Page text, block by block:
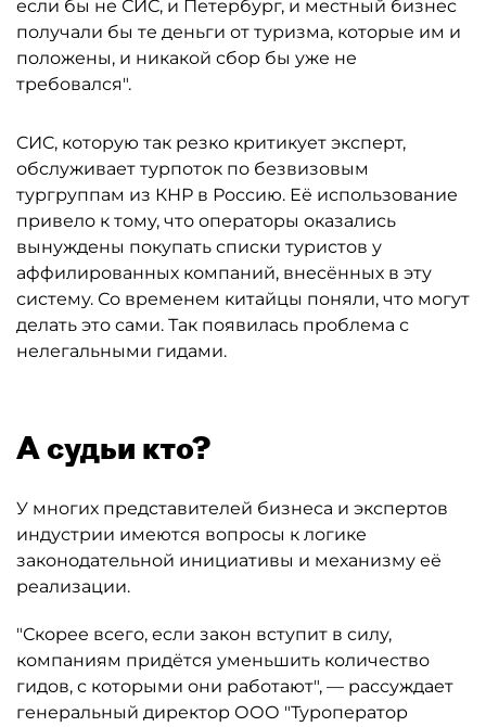
если бы не СИС, и Петербург, и местный бизнес
получали бы те деньги от туризма, которые им и
положены, и никакой сбор бы уже не
требовался".
CИC, которую так резко критикует эксперт,
обслуживает турпоток по безвизовым
тургруппам из КНР в Россию. Её использование
привело к тому, что операторы оказались
вынуждены покупать списки туристов у
аффилированных компаний, внесённых в эту
систему. Со временем китайцы поняли, что могут
делать это сами. Так появилась проблема с
нелегальными гидами.
А судьи кто?
У многих представителей бизнеса и экспертов
индустрии имеются вопросы к логике
законодательной инициативы и механизму её
реализации.
"Скорее всего, если закон вступит в силу,
компаниям придётся уменьшить количество
гидов, с которыми они работают", — рассуждает
генеральный директор ООО "Туроператор